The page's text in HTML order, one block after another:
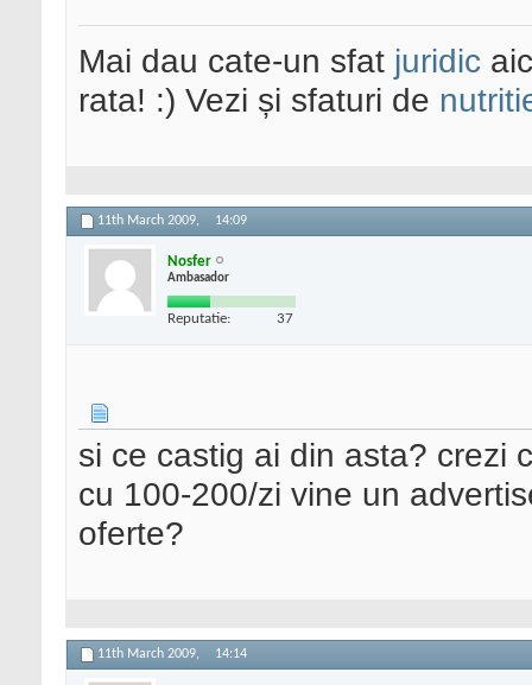
Mai dau cate-un sfat juridic
rata! :) Vezi și sfaturi de
11th March 2009, 14:09
Nosfer
Ambasador
Reputatie: 37
si ce castig ai din asta? crezi
cu 100-200/zi vine un
oferte?
11th March 2009, 14:14